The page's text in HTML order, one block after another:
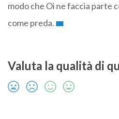
modo che Oi ne faccia parte
come preda.
Valuta la qualità di